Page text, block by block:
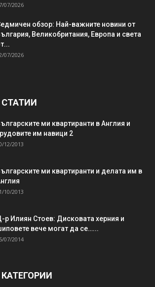
07/2026
обзор: Най-важните новини от
Великобритания, Европа и света
07/2026
ми квартиранти в Англия и
им навици 2
12/2013
ми квартиранти и делата им в
10/2013
р Илиян Стоев: Дисковата херния и
вече могат да се…...
07/2014